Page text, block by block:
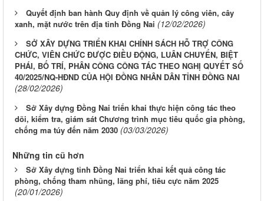
Quyết định ban hành Quy định về quản lý công viên, cây
xanh, mặt nước trên địa tỉnh Đồng Nai (12/02/2026)
SỞ XÂY DỰNG TRIỂN KHAI CHÍNH SÁCH HỖ TRỢ CÔNG
CHỨC, VIÊN CHỨC ĐƯỢC ĐIỀU ĐỘNG, LUÂN CHUYỂN, BIỆT
PHÁI, BỐ TRÍ, PHÂN CÔNG CÔNG TÁC THEO NGHỊ QUYẾT SỐ
40/2025/NQ-HĐND CỦA HỘI ĐỒNG NHÂN DÂN TỈNH ĐỒNG NAI
(28/02/2026)
Sở Xây dựng Đồng Nai triển khai thực hiện công tác theo
dõi, kiểm tra, giám sát Chương trình mục tiêu quốc gia phòng,
chống ma túy đến năm 2030 (03/03/2026)
Những tin cũ hơn
Sở Xây dựng tỉnh Đồng Nai triển khai kết quả công tác
phòng, chống tham nhũng, lãng phí, tiêu cực năm 2025
(20/01/2026)